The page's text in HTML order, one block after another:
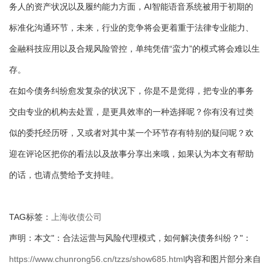
务人的资产状况以及履约能力方面，AI智能语音系统被用于初期的
标准化沟通环节，未来，行业的竞争将会更着重于法律专业能力、
金融科技应用以及合规风险管控，单纯凭借“蛮力”的模式将会难以生
存。
在如今债务纠纷愈发复杂的状况下，你是不是觉得，把专业的事务
交由专业的机构去处置，是更具效率的一种选择呢？你有没有过类
似的委托经历呀，又或者对其中某一个环节存有特别的疑问呢？欢
迎在评论区把你的看法以及故事分享出来哦，如果认为本文有帮助
的话，也请点赞给予支持哇。
TAG标签： 上海收债公司
声明：本文"：合法运营与风险代理模式，如何解决债务纠纷？"：
https://www.chunrong56.cn/tzzs/show685.html内容和图片部分来自